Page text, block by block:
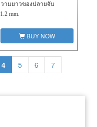
ามยาวของปลายจับ
mm.
BUY NOW
4 5 6
7